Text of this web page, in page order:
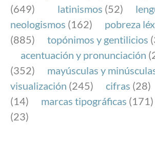
(649)
latinismos (52)
neologismos (162) pobreza
(885)
topónimos y gentilicios
acentuación y pronunciación
(352)
mayúsculas y
visualización (245) cifras (28)
(14)
marcas tipográficas (171)
(23)